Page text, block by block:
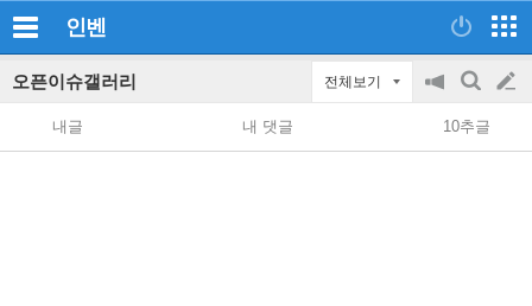
인벤
오픈이슈갤러리 전체보기
공
지
on/off
검
색
글
쓰
내글 내 댓글 10추글